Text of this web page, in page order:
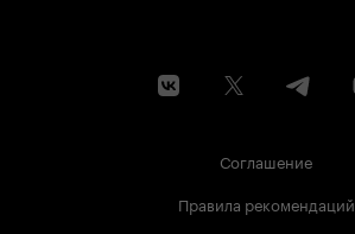
Соглашение
Правила рекомендаций